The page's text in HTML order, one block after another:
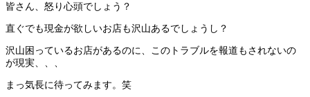
皆さん、怒り心頭でしょう？
直ぐでも現金が欲しいお店も沢山あるでしょうし？
沢山困っているお店があるのに、このトラブルを報道もされないの
が現実、、、
まっ気長に待ってみます。笑